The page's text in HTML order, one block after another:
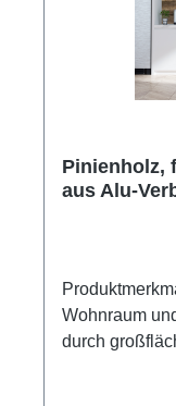
Pinienholz,
aus Alu-
Produktmerkmale:
Wohnraum
durch